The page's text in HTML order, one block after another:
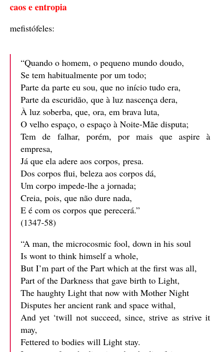
caos e entropia
mefistófeles:
“Quando o homem, o pequeno mundo doudo,
Se tem habitualmente por um todo;
Parte da parte eu sou, que no início tudo era,
Parte da escuridão, que à luz nascença dera,
À luz soberba, que, ora, em brava luta,
O velho espaço, o espaço à Noite-Mãe disputa;
Tem de falhar, porém, por mais que aspire à
empresa,
Já que ela adere aos corpos, presa.
Dos corpos flui, beleza aos corpos dá,
Um corpo impede-lhe a jornada;
Creia, pois, que não dure nada,
E é com os corpos que perecerá.”
(1347-58)
“A man, the microcosmic fool, down in his soul
Is wont to think himself a whole,
But I’m part of the Part which at the first was all,
Part of the Darkness that gave birth to Light,
The haughty Light that now with Mother Night
Disputes her ancient rank and space withal,
And yet ‘twill not succeed, since, strive as strive it
may,
Fettered to bodies will Light stay.